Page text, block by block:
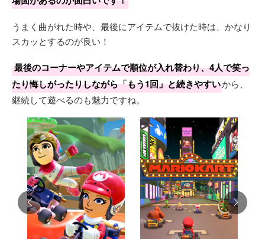
うまく曲がれた時や、最後にアイテムで抜けた時は、かなり
スカッとするのが良い！
最後のコーナーやアイテムで順位が入れ替わり、4人で笑っ
たり悔しがったりしながら「もう1回」と続きやすいから、
継続して遊べるのも魅力ですね。